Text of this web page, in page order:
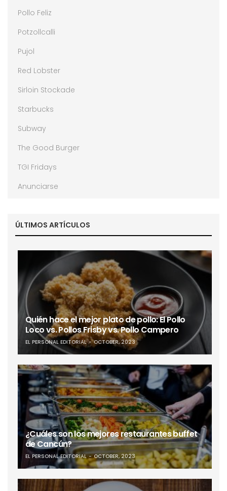
Pollo Feliz
Potzollcalli
Pujol
Red Lobster
Sirloin Stockade
Starbucks
Subway
The Good Burger
TGI Fridays
Anunciarse
ÚLTIMOS ARTÍCULOS
Quién hace el mejor plato de pollo: El Pollo
Loco vs. Pollos Frisby vs. Pollo Campero
EL PERSONAL EDITORIAL OCTOBER, 2023
¿Cuáles son los mejores restaurantes buffet
de Cancún?
EL PERSONAL EDITORIAL OCTOBER, 2023